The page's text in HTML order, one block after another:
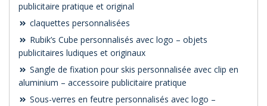
publicitaire pratique et original
claquettes personnalisées
Rubik’s Cube personnalisés avec logo – objets
publicitaires ludiques et originaux
Sangle de fixation pour skis personnalisée avec clip en
aluminium – accessoire publicitaire pratique
Sous-verres en feutre personnalisés avec logo –